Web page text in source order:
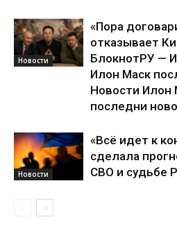
Новости
«Пора
отказывает
БлокнотРУ —
Илон Маск
Новости Илон
последни
Новости
«Всё идет к
сделала
СВО и судьбе